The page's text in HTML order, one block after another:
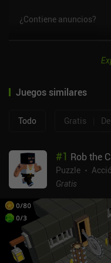
¿Contiene anuncios?
Juegos similares
Todo Gratis
#1 Rob the
Puzzle
Gratis